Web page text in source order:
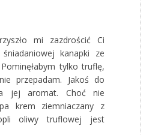
mi zazdrościć Ci
kanapki ze
tylko truflę,
przepadam. Jakoś do
jej aromat. Choć nie
krem ziemniaczany z
oliwy truflowej jest